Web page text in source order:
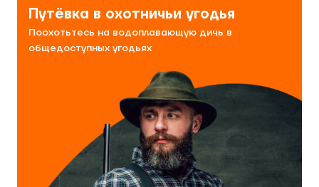
Путёвка в охотничьи угодья
Поохотьтесь на водоплавающую дичь в
общедоступных угодьях